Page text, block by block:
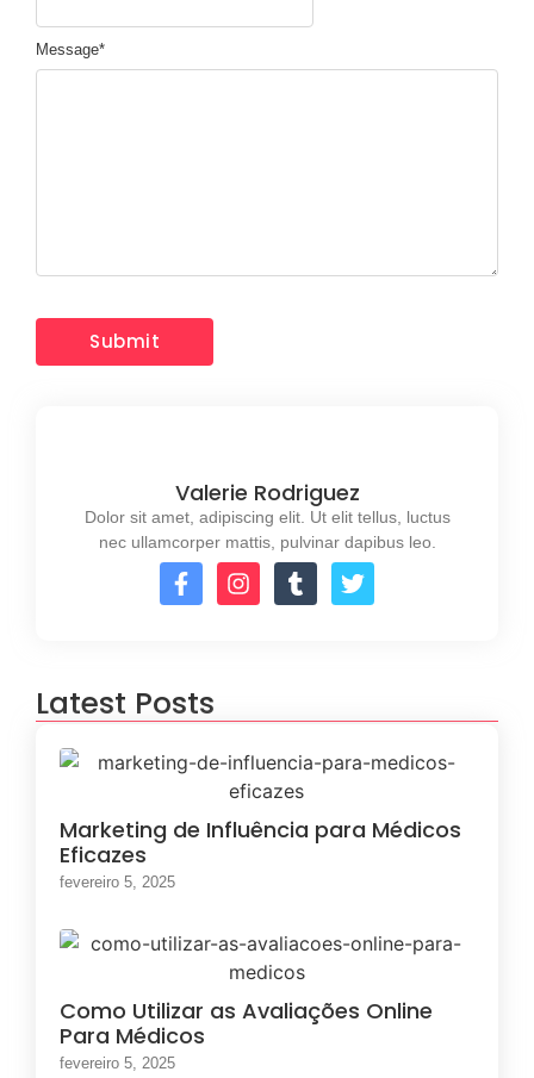
Message*
Valerie Rodriguez
Dolor sit amet, adipiscing elit. Ut elit tellus, luctus
nec ullamcorper mattis, pulvinar dapibus leo.
Latest Posts
Marketing de Influência para Médicos
Eficazes
fevereiro 5, 2025
Como Utilizar as Avaliações Online
Para Médicos
fevereiro 5, 2025